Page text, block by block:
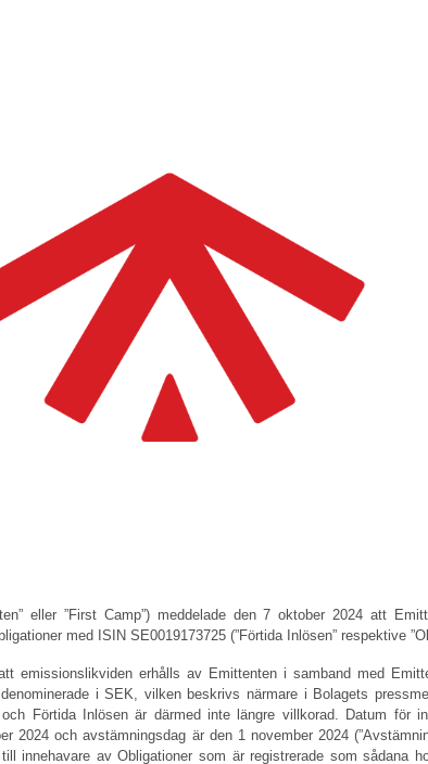
eller ”First Camp”) meddelade den 7 oktober 2024 att
med ISIN SE0019173725 (”Förtida Inlösen” respektive
emissionslikviden erhålls av Emittenten i samband med
i SEK, vilken beskrivs närmare i Bolagets
Förtida Inlösen är därmed inte längre villkorad. Datum för
2024 och avstämningsdag är den 1 november 2024
innehavare av Obligationer som är registrerade som sådana